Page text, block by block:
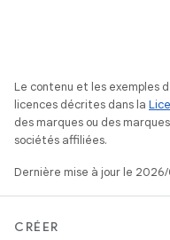
Le contenu et les exemples
licences décrites dans la
des marques ou des
sociétés affiliées.
Dernière mise à jour le
CRÉER